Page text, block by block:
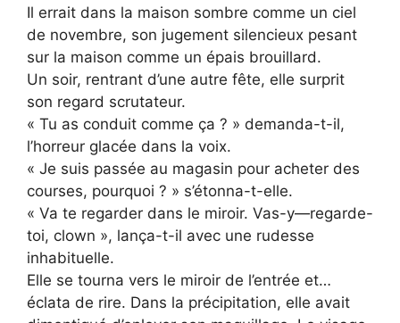
Il errait dans la maison sombre comme un ciel
de novembre, son jugement silencieux pesant
sur la maison comme un épais brouillard.
Un soir, rentrant d’une autre fête, elle surprit
son regard scrutateur.
« Tu as conduit comme ça ? » demanda-t-il,
l’horreur glacée dans la voix.
« Je suis passée au magasin pour acheter des
courses, pourquoi ? » s’étonna-t-elle.
« Va te regarder dans le miroir. Vas-y—regarde-
toi, clown », lança-t-il avec une rudesse
inhabituelle.
Elle se tourna vers le miroir de l’entrée et…
éclata de rire. Dans la précipitation, elle avait